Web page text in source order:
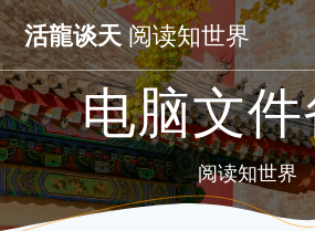
Skip
to
content
活龍谈天阅读知世界
电脑文
阅读知世界